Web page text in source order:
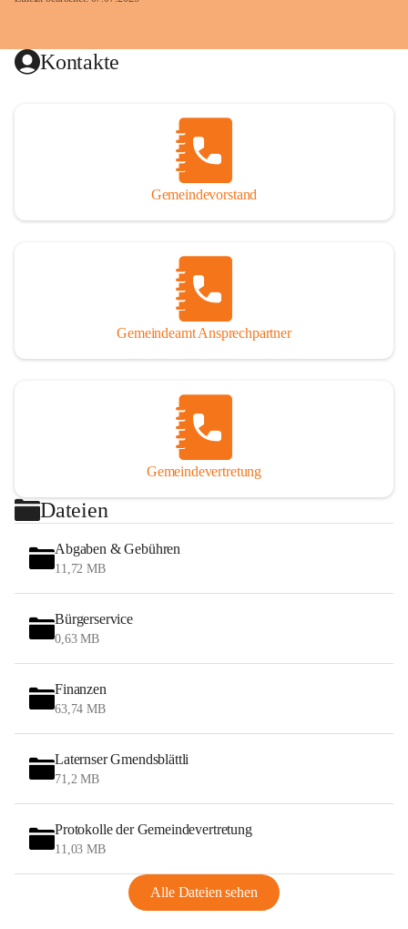
Kontakte
Gemeindevorstand
Gemeindeamt Ansprechpartner
Gemeindevertretung
Dateien
Abgaben & Gebühren
11,72 MB
Bürgerservice
0,63 MB
Finanzen
63,74 MB
Laternser Gmendsblättli
71,2 MB
Protokolle der Gemeindevertretung
11,03 MB
Alle Dateien sehen